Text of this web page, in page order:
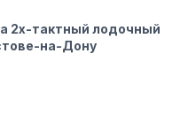
2х-тактный лодочный
на-Дону